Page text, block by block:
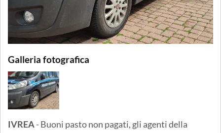
Galleria fotografica
IVREA- Buoni pasto non pagati, gli agenti della